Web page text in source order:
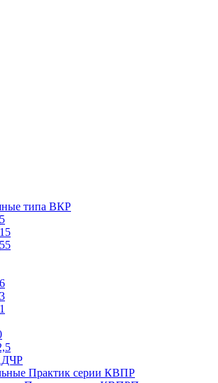
типа ВКР
Практик серии КВПР